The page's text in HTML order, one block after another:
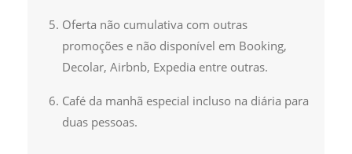
Oferta não cumulativa com outras
promoções e não disponível em Booking,
Decolar, Airbnb, Expedia entre outras.
Café da manhã especial incluso na diária para
duas pessoas.